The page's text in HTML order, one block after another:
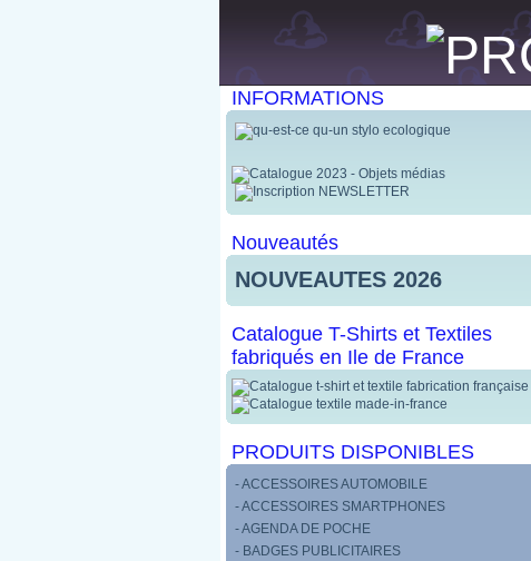
INFORMATIONS
Nouveautés
NOUVEAUTES 2026
Catalogue T-Shirts et Textiles
fabriqués en Ile de France
PRODUITS DISPONIBLES
- ACCESSOIRES AUTOMOBILE
- ACCESSOIRES SMARTPHONES
- AGENDA DE POCHE
- BADGES PUBLICITAIRES